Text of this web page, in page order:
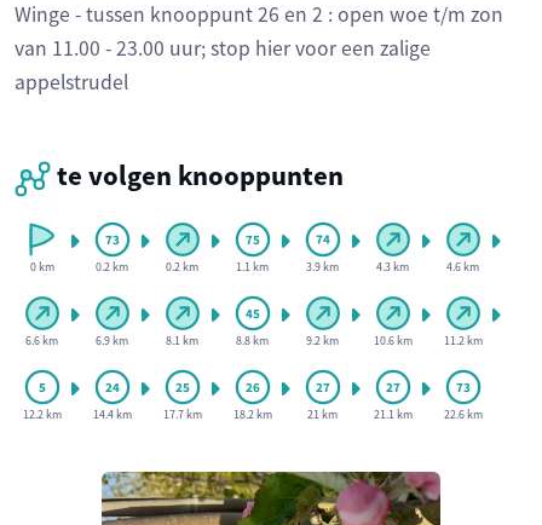
Winge - tussen knooppunt 26 en 2 : open woe t/m zon
van 11.00 - 23.00 uur; stop hier voor een zalige
appelstrudel
te volgen knooppunten
0 km 0.2 km 0.2 km 1.1 km 3.9 km 4.3 km 4.6 km
6.6 km 6.9 km 8.1 km 8.8 km 9.2 km 10.6 km 11.2 km
12.2 km 14.4 km 17.7 km 18.2 km 21 km 21.1 km 22.6 km